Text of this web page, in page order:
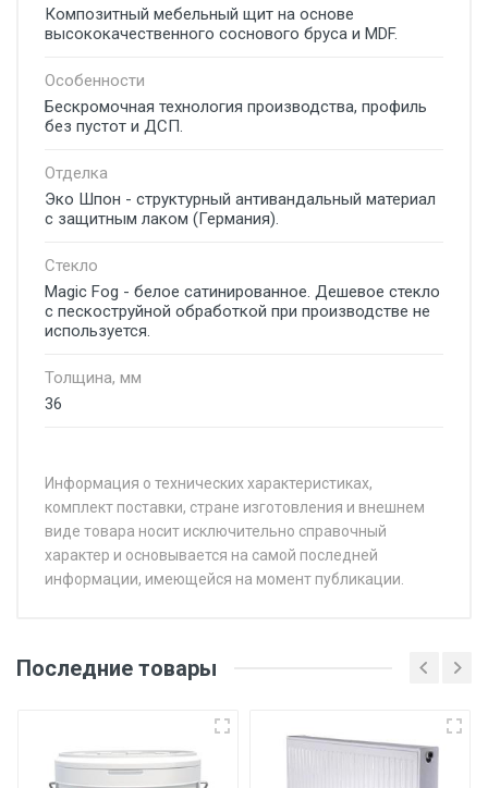
Композитный мебельный щит на основе
высококачественного соснового бруса и MDF.
Особенности
Бескромочная технология производства, профиль
без пустот и ДСП.
Отделка
Эко Шпон - структурный антивандальный материал
с защитным лаком (Германия).
Стекло
Magic Fog - белое сатинированное. Дешевое стекло
с пескоструйной обработкой при производстве не
используется.
Толщина, мм
36
Информация о технических характеристиках,
комплект поставки, стране изготовления и внешнем
виде товара носит исключительно справочный
характер и основывается на самой последней
информации, имеющейся на момент публикации.
Последние товары